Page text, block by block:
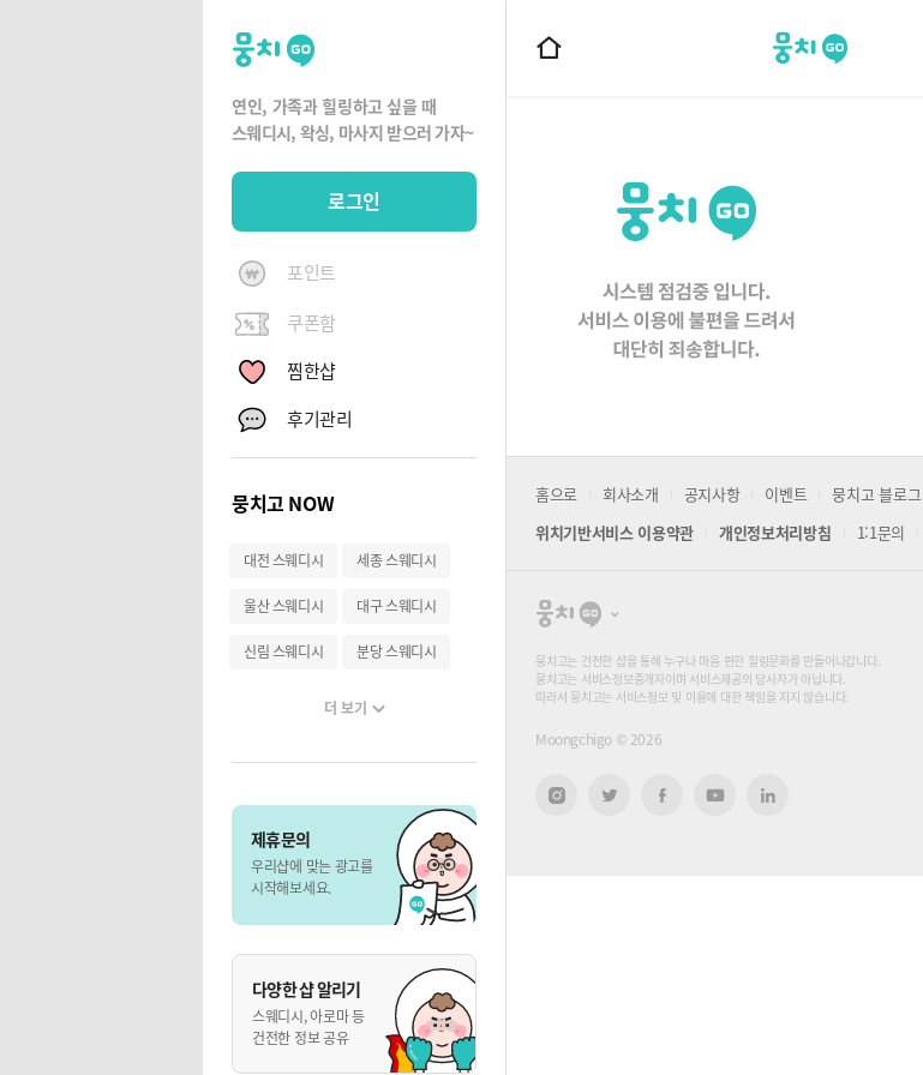
뭉
치
고
연인, 가족과 힐링하고 싶을 때
스웨디시, 왁싱, 마사지 받으러 가자~
로그인
포인트
쿠폰함
찜한샵
후기관리
뭉치고 NOW
대전 스웨디시 세종 스웨디시
울산 스웨디시 대구 스웨디시
신림 스웨디시 분당 스웨디시
더 보기
제휴문의
우리샵에 맞는 광고를
시작해보세요.
다양한 샵 알리기
스웨디시, 아로마 등
건전한 정보 공유
뭉치고
홈
홈으로 회사소개 공지사항 이벤트 뭉치고 블로그
위치기반서비스 이용약관
개인정보처리방침 1:1문의
뭉
고
뭉치고는 건전한 샵을 통해 누구나 마음 편한 힐링문화를 만들어나갑니다.
뭉치고는 서비스정보중개자이며 서비스제공의 당사자가 아닙니다.
따라서 뭉치고는 서비스정보 및 이용에 대한 책임을 지지 않습니다.
Moongchigo © 2026